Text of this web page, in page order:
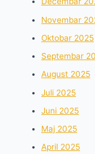
Novembar
Oktobar 2025
Septembar
August 2025
Juli 2025
Juni 2025
Maj 2025
April 2025